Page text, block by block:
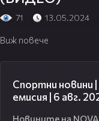
71 13.05.2024
Виж повече
Спортни новини |
емисия | 6 авг.
Новините на NOVA